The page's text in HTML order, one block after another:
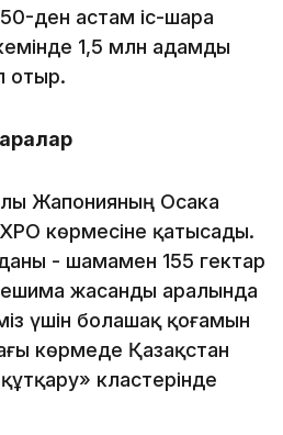
ден астам іс-шара
1,5 млн адамды
отыр.
Жапонияның Осака
көрмесіне қатысады.
- шамамен 155 гектар
жасанды аралында
үшін болашақ қоғамын
көрмеде Қазақстан
кластерінде